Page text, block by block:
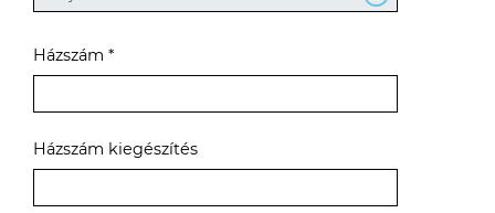
Házszám *
Házszám kiegészítés